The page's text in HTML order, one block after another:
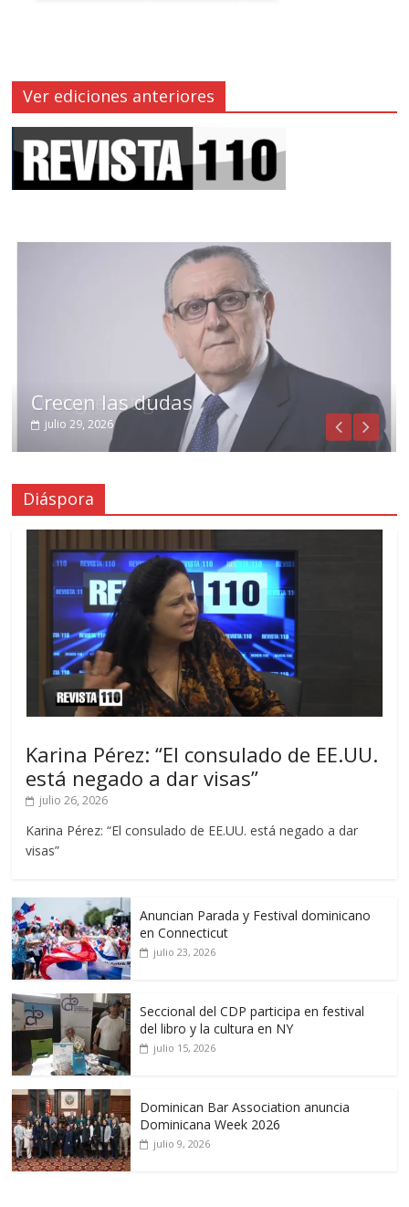
Ver ediciones anteriores
Crecen las dudas
julio 29, 2026
Diáspora
Karina Pérez: “El consulado de EE.UU.
está negado a dar visas”
julio 26, 2026
Karina Pérez: “El consulado de EE.UU. está negado a dar
visas”
Anuncian Parada y Festival dominicano
en Connecticut
julio 23, 2026
Seccional del CDP participa en festival
del libro y la cultura en NY
julio 15, 2026
Dominican Bar Association anuncia
Dominicana Week 2026
julio 9, 2026